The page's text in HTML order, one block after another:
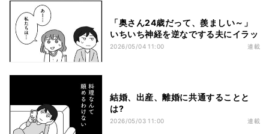
「奥さん24歳だって、羨ましい～」
いちいち神経を逆なでする夫にイラッ
2026/05/04 11:00 連載
結婚、出産、離婚に共通することと
は?
2026/05/03 11:00 連載